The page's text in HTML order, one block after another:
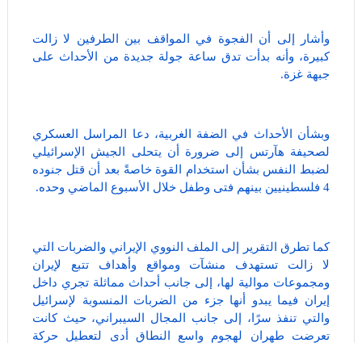
وأشار إلى أن الفجوة في المواقف بين الطرفين لا زالت
كبيرة، وأنه بدأت تدق ساعة جولة جديدة من الأحداث على
جبهة غزة.
وبشأن الأحداث في الضفة الغربية، دعا المراسل العسكري
لصحيفة هآرتس إلى ضرورة أن يتحلى الجيش الإسرائيلي
لضبط النفس بشأن استخدام القوة خاصةً بعد أن قتل جنوده
4 فلسطينيين بينهم فتى وطفل خلال الأسبوع الماضي وحده.
كما تطرق التقرير إلى الملف النووي الإيراني والضربات التي
لا زالت تستهدف منشآت ومواقع وأهداف تتبع لإيران
ومجموعات موالية لها، إلى جانب أحداث مماثلة تجري داخل
إيران فيما يبدو أنها جزء من الضربات المنسوبة لإسرائيل
والتي تنفذ سرًا، إلى جانب المجال السيبراني، حيث كانت
تعرضت طهران لهجوم واسع النطاق أدى لتعطيل حركة